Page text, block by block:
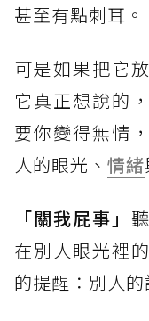
甚至有點刺耳。
可是如果把它
它真正想說的
要你變得無情
人的眼光、 情緒
「關我屁事」
在別人眼光裡
的提醒：別人